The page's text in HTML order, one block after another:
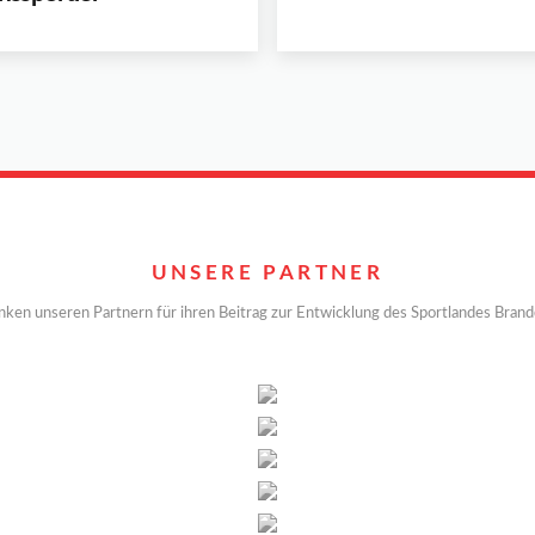
UNSERE PARTNER
unseren Partnern für ihren Beitrag zur Entwicklung des Sportlandes